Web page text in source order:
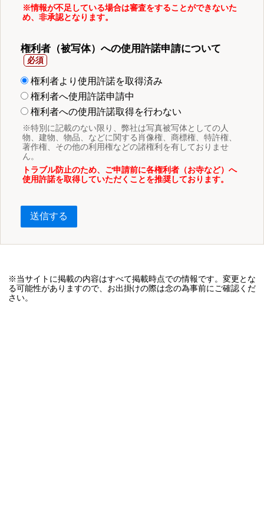
※情報が不足している場合は審査をすることができないた
め、非承認となります。
権利者（被写体）への使用許諾申請について
権利者より使用許諾を取得済み
権利者へ使用許諾申請中
権利者への使用許諾取得を行わない
※特別に記載のない限り、弊社は写真被写体としての人
物、建物、物品、などに関する肖像権、商標権、特許権、
著作権、その他の利用権などの諸権利を有しておりませ
ん。
トラブル防止のため、ご申請前に各権利者（お寺など）へ
使用許諾を取得していただくことを推奨しております。
送信する
※当サイトに掲載の内容はすべて掲載時点での情報です。変更とな
る可能性がありますので、お出掛けの際は念の為事前にご確認くだ
さい。